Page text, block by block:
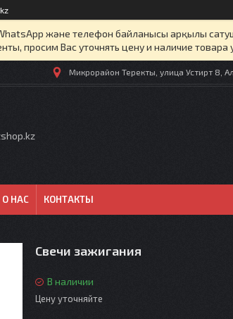
WhatsApp және телефон байланысы арқылы
просим Вас уточнять цену и наличие
Микрорайон Теректы, улица Устирт 8,
О НАС КОНТАКТЫ
Свечи зажигания
В наличии
Цену уточняйте